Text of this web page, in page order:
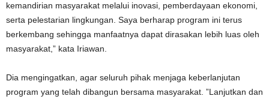
kemandirian masyarakat melalui inovasi, pemberdayaan ekonomi,
serta pelestarian lingkungan. Saya berharap program ini terus
berkembang sehingga manfaatnya dapat dirasakan lebih luas oleh
masyarakat,” kata Iriawan.
Dia mengingatkan, agar seluruh pihak menjaga keberlanjutan
program yang telah dibangun bersama masyarakat. ”Lanjutkan dan